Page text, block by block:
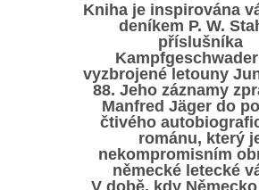
Kniha je inspirována
deníkem P. W.
příslušníka
vyzbrojené letouny
88. Jeho záznamy
Manfred Jäger do
čtivého
románu, který
nekompromisním
německé letecké